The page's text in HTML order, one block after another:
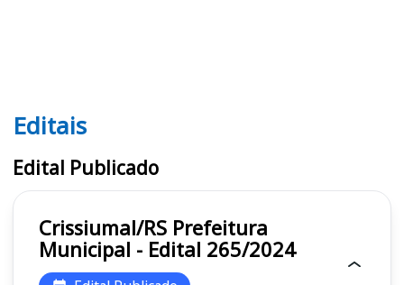
Editais
Editais
Edital Publicado
Crissiumal/RS Prefeitura
Municipal - Edital 265/2024